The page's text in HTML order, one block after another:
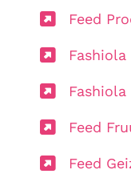
Feed
Fashiola
Fashiola
Feed
Feed